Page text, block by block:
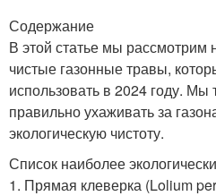
Содержание
В этой статье мы рассмотрим
чистые газонные травы,
использовать в 2024 году. Мы
правильно ухаживать за
экологическую чистоту.
Список наиболее
1. Прямая клеверка (Lolium